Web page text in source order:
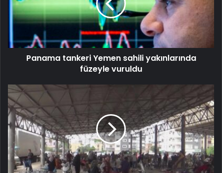
Panama tankeri Yemen sahili yakınlarında
füzeyle vuruldu